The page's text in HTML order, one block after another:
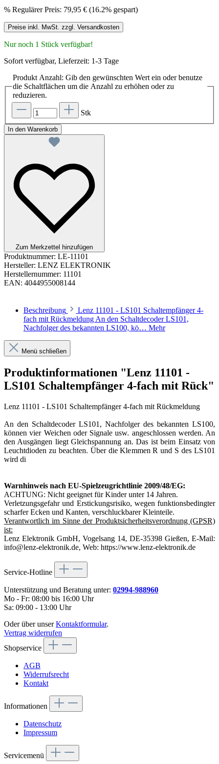
% Regulärer Preis: 79,95 € (16.2% gespart)
Preise inkl. MwSt. zzgl. Versandkosten
Nur noch 1 Stück verfügbar!
Sofort verfügbar, Lieferzeit: 1-3 Tage
Produkt Anzahl: Gib den gewünschten Wert ein oder benutze
die Schaltflächen um die Anzahl zu erhöhen oder zu
reduzieren.
Stk
In den Warenkorb
Zum Merkzettel hinzufügen
Produktnummer: LE-11101
Hersteller: LENZ ELEKTRONIK
Herstellernummer: 11101
EAN: 4044955008144
Beschreibung
Lenz 11101 - LS101 Schaltempfänger 4-
fach mit Rückmeldung An den Schaltdecoder LS101,
Nachfolger des bekannten LS100, kö… Mehr
Menü schließen
Produktinformationen "Lenz 11101 -
LS101 Schaltempfänger 4-fach mit Rück"
Lenz 11101 - LS101 Schaltempfänger 4-fach mit Rückmeldung
An den Schaltdecoder LS101, Nachfolger des bekannten LS100,
können vier Weichen oder Signale usw. angeschlossen werden. An
den Ausgängen liegt Gleichspannung an. Das ist beim Einsatz von
Leuchtdioden zu beachten. Über die Klemmen R und S des LS101
wird di
Warnhinweis nach EU-Spielzeugrichtlinie 2009/48/EG:
ACHTUNG: Nicht geeignet für Kinder unter 14 Jahren.
Verletzungsgefahr und Erstickungsrisiko, wegen funktionsbedingter
scharfer Ecken und Kanten, verschluckbarer Kleinteile.
Verantwortlich im Sinne der Produktsicherheitsverordnung (GPSR)
ist:
Lenz Elektronik GmbH, Vogelsang 14, DE-35398 Gießen, E-Mail:
info@lenz-elektronik.de, Web: https://www.lenz-elektronik.de
Service-Hotline
Unterstützung und Beratung unter: 02994-988960
Mo - Fr: 08:00 bis 16:00 Uhr
Sa: 09:00 - 13:00 Uhr
Oder über unserKontaktformular.
Vertrag widerrufen
Shopservice
AGB
Widerrufsrecht
Kontakt
Informationen
Datenschutz
Impressum
Servicemenü